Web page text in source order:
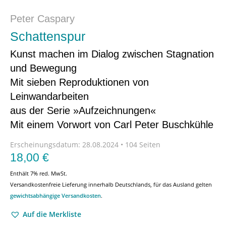
Peter Caspary
Schattenspur
Kunst machen im Dialog zwischen Stagnation
und Bewegung
Mit sieben Reproduktionen von
Leinwandarbeiten
aus der Serie »Aufzeichnungen«
Mit einem Vorwort von Carl Peter Buschkühle
Erscheinungsdatum: 28.08.2024 • 104 Seiten
18,00 €
Enthält 7% red. MwSt.
Versandkostenfreie Lieferung innerhalb Deutschlands, für das Ausland gelten
gewichtsabhängige Versandkosten.
Auf die Merkliste